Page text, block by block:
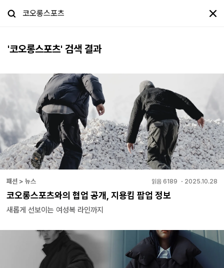
'코오롱스포츠' 검색 결과
패션 > 뉴스 읽음 6189 ・ 2025.10.28
코오롱스포츠와의 협업 공개, 지용킴 팝업 정보
새롭게 선보이는 여성복 라인까지